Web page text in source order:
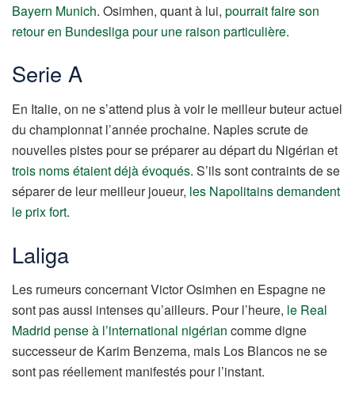
Bayern Munich. Osimhen, quant à lui, pourrait faire son
retour en Bundesliga pour une raison particulière.
Serie A
En Italie, on ne s’attend plus à voir le meilleur buteur actuel
du championnat l’année prochaine. Naples scrute de
nouvelles pistes pour se préparer au départ du Nigérian et
trois noms étaient déjà évoqués. S’ils sont contraints de se
séparer de leur meilleur joueur, les Napolitains demandent
le prix fort.
Laliga
Les rumeurs concernant Victor Osimhen en Espagne ne
sont pas aussi intenses qu’ailleurs. Pour l’heure, le Real
Madrid pense à l’international nigérian comme digne
successeur de Karim Benzema, mais Los Blancos ne se
sont pas réellement manifestés pour l’instant.